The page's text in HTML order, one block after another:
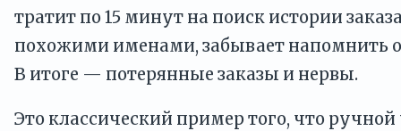
тратит по 15 минут на поиск истории
похожими именами, забывает напомнить
В итоге — потерянные заказы и нервы.
Это классический пример того, что